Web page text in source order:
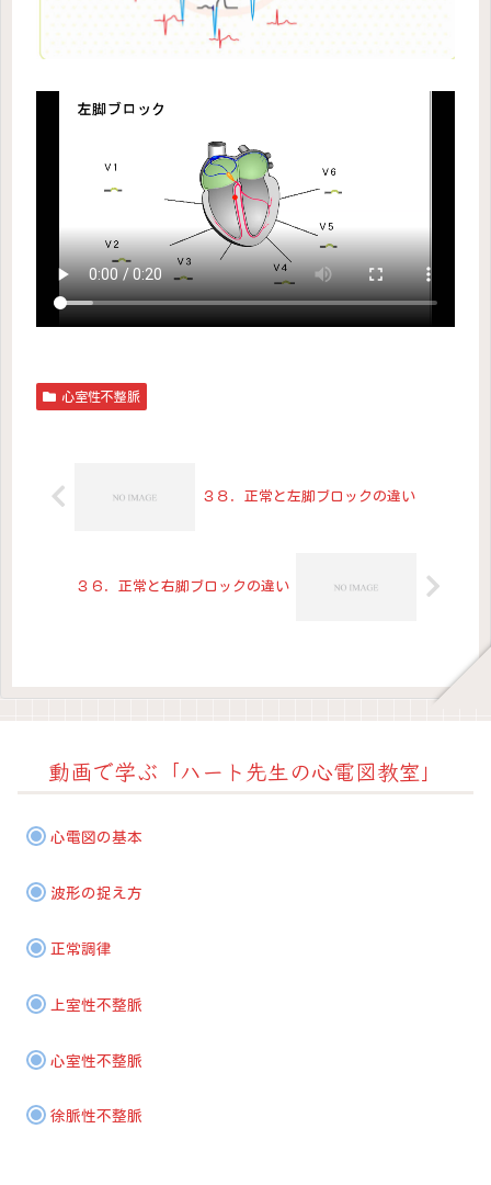
心室性不整脈
３８．正常と左脚ブロックの違い
３６．正常と右脚ブロックの違い
動画で学ぶ「ハート先生の心電図教室」
心電図の基本
波形の捉え方
正常調律
上室性不整脈
心室性不整脈
徐脈性不整脈